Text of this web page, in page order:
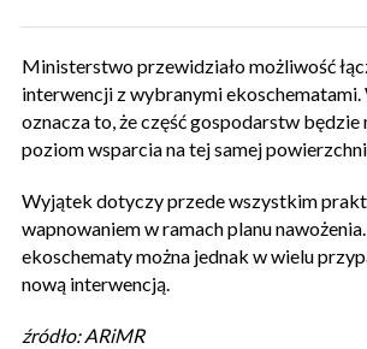
Ministerstwo przewidziało możliwość
interwencji z wybranymi
oznacza to, że część gospodarstw będzie
poziom wsparcia na tej samej
Wyjątek dotyczy przede wszystkim
wapnowaniem w ramach planu
ekoschematy można jednak w wielu
nową interwencją.
źródło: ARiMR